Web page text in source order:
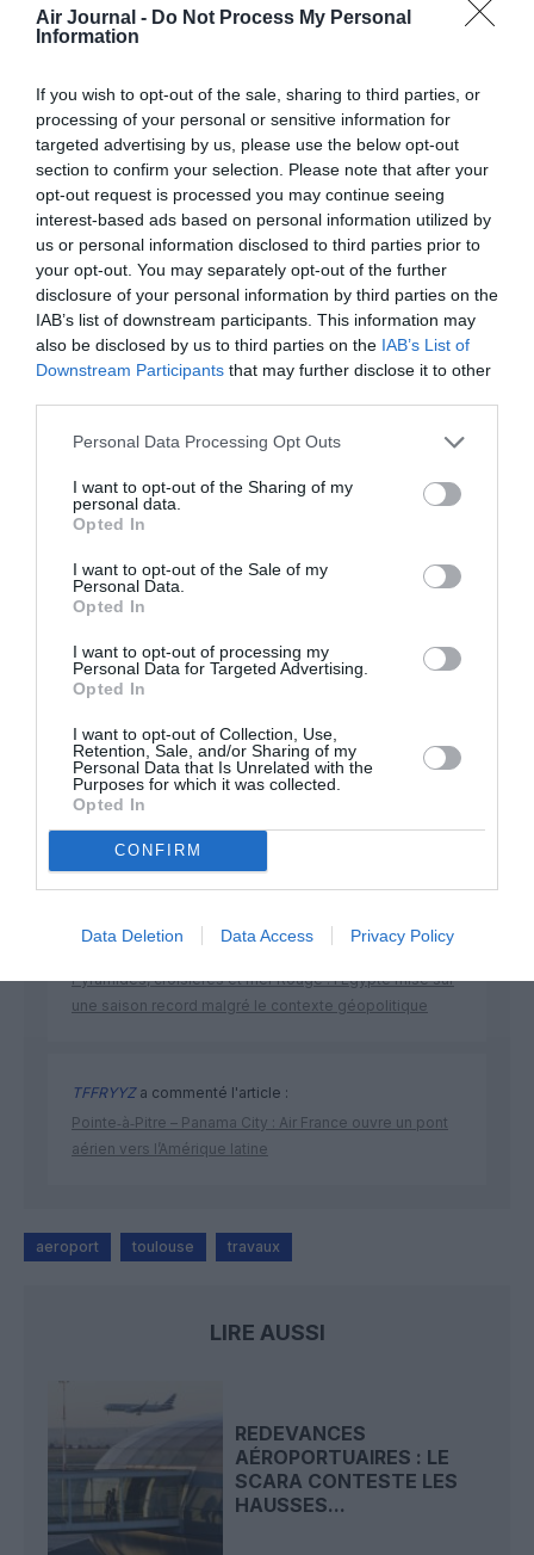
Air Journal - Do Not Process My Personal
Information
If you wish to opt-out of the sale, sharing to third parties, or
processing of your personal or sensitive information for
targeted advertising by us, please use the below opt-out
section to confirm your selection. Please note that after your
opt-out request is processed you may continue seeing
interest-based ads based on personal information utilized by
us or personal information disclosed to third parties prior to
your opt-out. You may separately opt-out of the further
disclosure of your personal information by third parties on the
IAB’s list of downstream participants. This information may
also be disclosed by us to third parties on the IAB’s List of
Downstream Participants that may further disclose it to other
Personal Data Processing Opt Outs
I want to opt-out of the Sharing of my
personal data.
Opted In
I want to opt-out of the Sale of my
Personal Data.
Opted In
I want to opt-out of processing my
Personal Data for Targeted Advertising.
Opted In
I want to opt-out of Collection, Use,
Retention, Sale, and/or Sharing of my
Personal Data that Is Unrelated with the
Purposes for which it was collected.
Opted In
CONFIRM
Data Deletion Data Access Privacy Policy
COMMENTAIRE(S)
Filoustylea commenté :
22 juin 2020 - 15 h 34 min
Tiens Eiffage ne participe pas ? ?
RÉPONDRE
LAISSER UN COMMENTAIRE
FAIRE UN DON
Appel aux lecteurs !
développement !
NOUS SOUTENIR
DERNIERS COMMENTAIRES
a commenté l'article :
Pyramides, croisières et mer Rouge : l’Égypte mise sur
une saison record malgré le contexte géopolitique
TFFRYYZa commenté l'article :
Pointe‑à‑Pitre – Panama City : Air France ouvre un pont
aérien vers l’Amérique latine
aeroport toulouse travaux
LIRE AUSSI
REDEVANCES
AÉROPORTUAIRES : LE
SCARA CONTESTE LES
HAUSSES...